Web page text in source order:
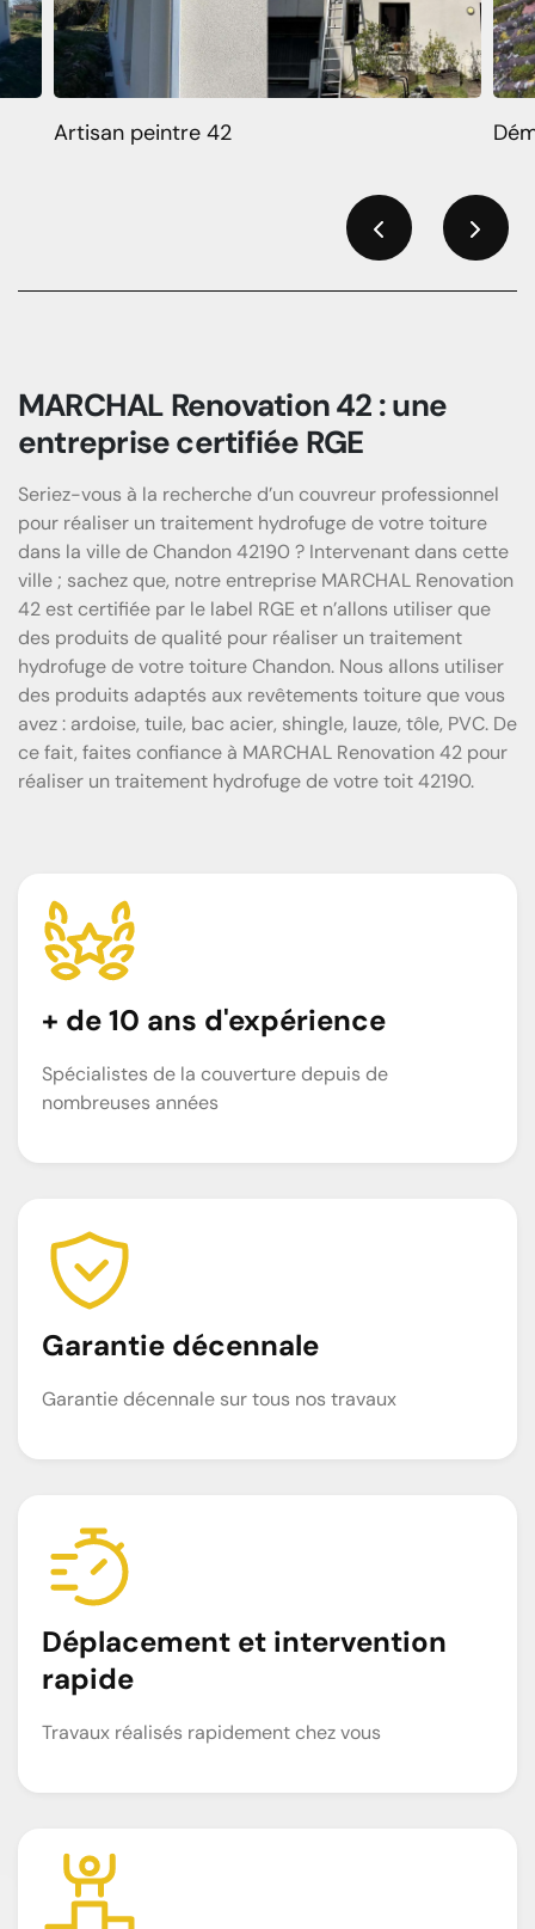
Artisan peintre 42
MARCHAL Renovation 42 : une
entreprise certifiée RGE
Seriez-vous à la recherche d’un couvreur professionnel
pour réaliser un traitement hydrofuge de votre toiture
dans la ville de Chandon 42190 ? Intervenant dans cette
ville ; sachez que, notre entreprise MARCHAL Renovation
42 est certifiée par le label RGE et n’allons utiliser que
des produits de qualité pour réaliser un traitement
hydrofuge de votre toiture Chandon. Nous allons utiliser
des produits adaptés aux revêtements toiture que vous
avez : ardoise, tuile, bac acier, shingle, lauze, tôle, PVC. De
ce fait, faites confiance à MARCHAL Renovation 42 pour
réaliser un traitement hydrofuge de votre toit 42190.
+ de 10 ans d'expérience
Spécialistes de la couverture depuis de
nombreuses années
Garantie décennale
Garantie décennale sur tous nos travaux
Déplacement et intervention
rapide
Travaux réalisés rapidement chez vous